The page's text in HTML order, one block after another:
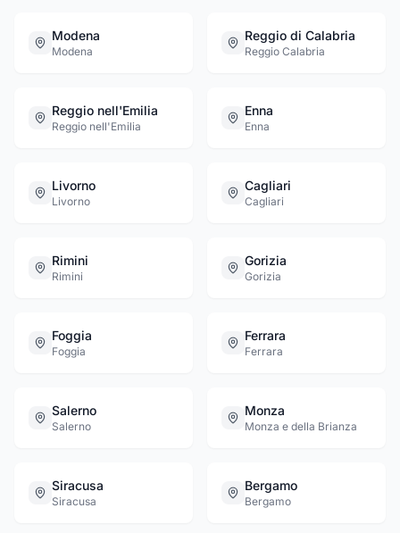
Modena
Modena
Reggio di Calabria
Reggio Calabria
Reggio nell'Emilia
Reggio nell'Emilia
Enna
Enna
Livorno
Livorno
Cagliari
Cagliari
Rimini
Rimini
Gorizia
Gorizia
Foggia
Foggia
Ferrara
Ferrara
Salerno
Salerno
Monza
Monza e della Brianza
Siracusa
Siracusa
Bergamo
Bergamo